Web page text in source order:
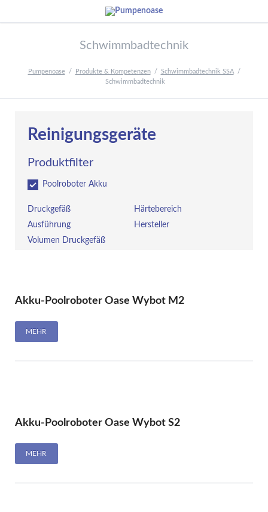
Schwimmbadtechnik
Pumpenoase Produkte & Kompetenzen
Schwimmbadtechnik SSA
Schwimmbadtechnik
Reinigungsgeräte
Produktfilter
Poolroboter Akku
Druckgefäß
Härtebereich
Ausführung
Hersteller
Volumen Druckgefäß
Akku-Poolroboter Oase Wybot M2
MEHR
Akku-Poolroboter Oase Wybot S2
MEHR